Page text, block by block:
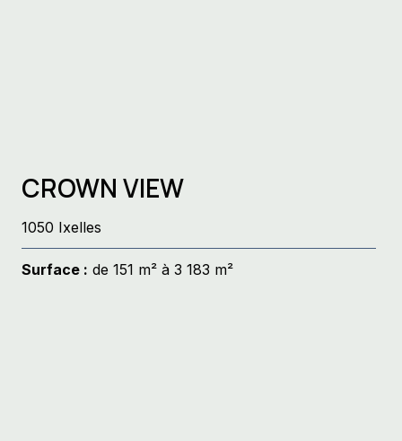
CROWN VIEW
1050 Ixelles
Surface : de 151 m² à 3 183 m²